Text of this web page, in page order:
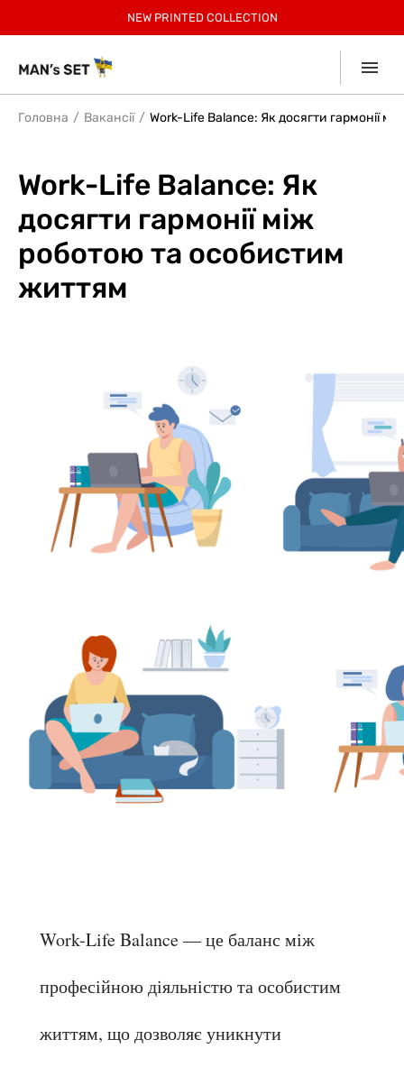
NEW PRINTED COLLECTION
SUMMER SALE до -40%
NEWSUMMER SOFTCollection
SUMMER КОЛЕКЦІЯ!
НОВИНКИ У СПОРТ КОЛЕКЦІЇ!
РЕЄСТРУЙСЯ, 30% БОНУСІВ ЗА ПЕРШЕ ЗАМОВЛЕННЯ
БЕЗКОШТОВНА ДОСТАВКА ПО УКРАЇНІ ВІД 2599 ГРН
7% КЕШБЕК ВІД mono ДЕТАЛІ В ДОДАТКУ
15% учасникам Клубу.Приєднатись
ЗАОЩАДЖУЙТЕ З КОМПЛЕКТАМИ ДО 12%
Головна Вакансії Work-Life Balance: Як досягти гармонії
Work-Life Balance: Як
досягти гармонії між
роботою та особистим
життям
Work-Life Balance — це баланс між
професійною діяльністю та особистим
життям, що дозволяє уникнути